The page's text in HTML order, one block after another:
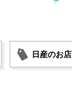
日産のお店